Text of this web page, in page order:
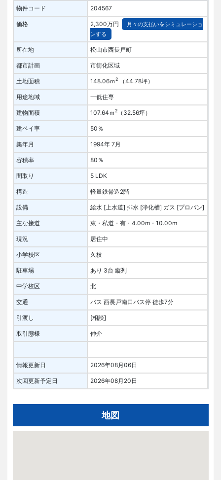
物件コード 204567
価格 2,300万円
月々の支払いをシミュレーショ
ンする
所在地 松山市西長戸町
都市計画 市街化区域
土地面積 148.06ｍ2（44.78坪）
用途地域 一低住専
建物面積 107.64ｍ2（32.56坪）
建ペイ率 50％
築年月 1994年 7月
容積率 80％
間取り 5 LDK
構造 軽量鉄骨造2階
設備 給水 [上水道] 排水 [浄化槽] ガス [プロパン]
主な接道 東・私道・有・4.00m・10.00m
現況 居住中
小学校区 久枝
駐車場 あり 3台 縦列
中学校区 北
交通 バス 西長戸南口バス停 徒歩7分
引渡し [相談]
取引態様 仲介
情報更新日 2026年08月06日
次回更新予定日 2026年08月20日
地図